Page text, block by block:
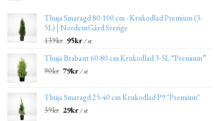
Thuja Smaragd 80-100 cm - Krukodlad Premium (3-
5L) | NordensGård Sverige
139kr 95kr/ st
Thuja Brabant 60-80 cm Krukodlad 3-5L “Premium”
90kr 79kr/ st
Thuja Smaragd 25-40 cm Krukodlad P9 "Premium"
39kr 29kr/ st